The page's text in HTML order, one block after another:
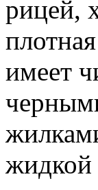
рицей,
имеет
жидкой